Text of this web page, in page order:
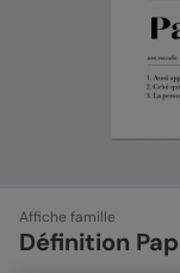
Affiche famille
Définition